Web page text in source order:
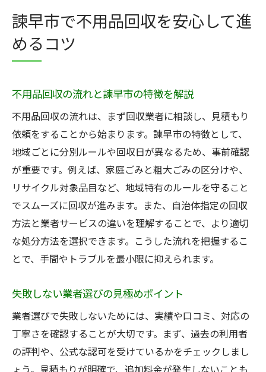
粗大ゴミ持ち込みと不用品回収の違いを比
較
家具の不用品回収が安心な理由とポイント
家具処分をスムーズに進める手順とは
不用品回収業者へ家具を依頼するメリット
家具の適正処分法と回収の流れを紹介
分別一覧表で家具の処分方法を確認しよう
トラブルを避ける不用品回収のポイント
不用品回収でよくあるトラブルと対策法
ヤバい不用品回収業者を見分けるコツ
追加料金を防ぐ不用品回収依頼のコツ
契約書発行でトラブル回避する方法
不用品回収時の法令順守チェックポイント
粗大ゴミ持ち込み時に知っておきたい注意点
諫早市の粗大ゴミ持ち込み手続きを解説
諫早市で不用品回収を安心して進
めるコツ
不用品回収の流れと諫早市の特徴を解説
不用品回収の流れは、まず回収業者に相談し、見積もり
依頼をすることから始まります。諫早市の特徴として、
地域ごとに分別ルールや回収日が異なるため、事前確認
が重要です。例えば、家庭ごみと粗大ごみの区分けや、
リサイクル対象品目など、地域特有のルールを守ること
でスムーズに回収が進みます。また、自治体指定の回収
方法と業者サービスの違いを理解することで、より適切
な処分方法を選択できます。こうした流れを把握するこ
とで、手間やトラブルを最小限に抑えられます。
失敗しない業者選びの見極めポイント
業者選びで失敗しないためには、実績や口コミ、対応の
丁寧さを確認することが大切です。まず、過去の利用者
の評判や、公式な認可を受けているかをチェックしまし